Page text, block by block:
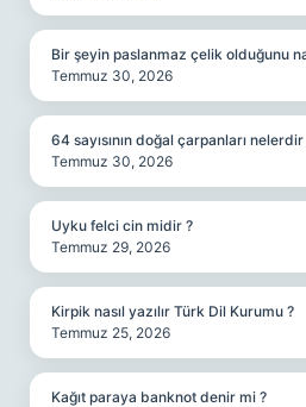
Bir şeyin paslanmaz çelik olduğunu
Temmuz 30, 2026
64 sayısının doğal çarpanları nelerdir
Temmuz 30, 2026
Uyku felci cin midir ?
Temmuz 29, 2026
Kirpik nasıl yazılır Türk Dil Kurumu ?
Temmuz 25, 2026
Kağıt paraya banknot denir mi ?